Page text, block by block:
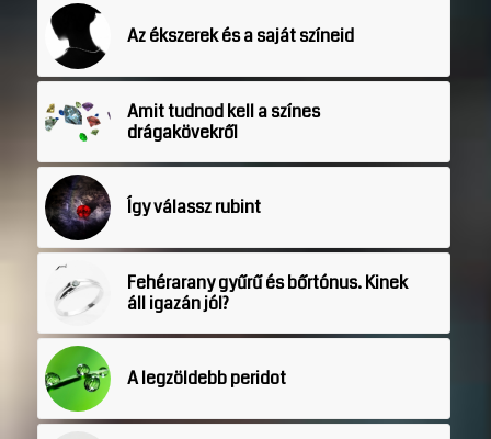
Az ékszerek és a saját színeid
Amit tudnod kell a színes
drágakövekről
Így válassz rubint
Fehérarany gyűrű és bőrtónus. Kinek
áll igazán jól?
A legzöldebb peridot